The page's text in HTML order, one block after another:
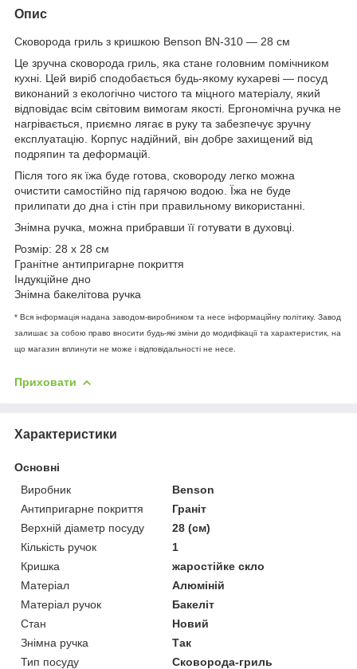
Опис
Сковорода гриль з кришкою Benson BN-310 — 28 см
Це зручна сковорода гриль, яка стане головним помічником
кухні. Цей виріб сподобається будь-якому кухареві — посуд
виконаний з екологічно чистого та міцного матеріалу, який
відповідає всім світовим вимогам якості. Ергономічна ручка не
нагрівається, приємно лягає в руку та забезпечує зручну
експлуатацію. Корпус надійний, він добре захищений від
подряпин та деформацій.
Після того як їжа буде готова, сковороду легко можна
очистити самостійно під гарячою водою. Їжа не буде
прилипати до дна і стін при правильному використанні.
Знімна ручка, можна прибравши її готувати в духовці.
Розмір: 28 х 28 см
Гранітне антипригарне покриття
Індукційне дно
Знімна бакелітова ручка
* Вся інформація надана заводом-виробником та несе інформаційну політику. Завод
залишає за собою право вносити будь-які зміни до модифікації та характеристик, на
що магазин вплинути не може і відповідальності не несе.
Приховати
Характеристики
Основні
Виробник
Benson
Антипригарне покриття
Граніт
Верхній діаметр посуду
28 (см)
Кількість ручок
1
Кришка
жаростійке скло
Матеріал
Алюміній
Матеріал ручок
Бакеліт
Стан
Новий
Знімна ручка
Так
Тип посуду
Сковорода-гриль